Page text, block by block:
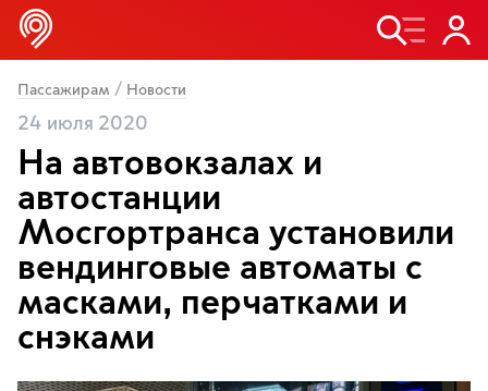
Пассажирам / Новости
24 июля 2020
На автовокзалах и
автостанции
Мосгортранса установили
вендинговые автоматы с
масками, перчатками и
снэками